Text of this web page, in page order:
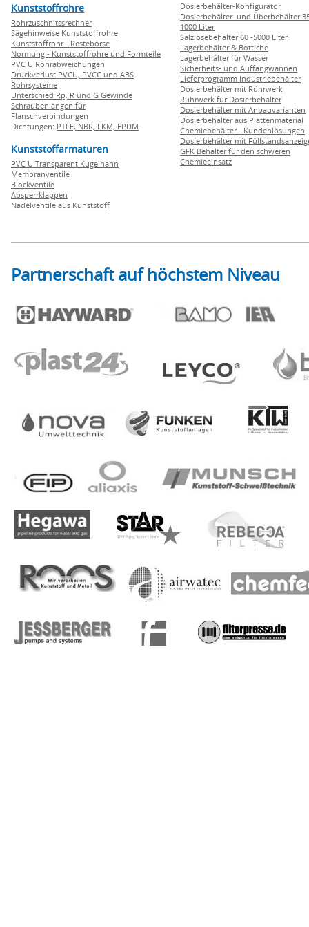
Kunststoffrohre
Rohrzuschnitssrechner
Sägehinweise Kunststoffrohre
Kunststoffrohr - Restebörse
Normung - Kunststoffrohre und Formteile
PVC U Rohrabweichungen
Druckverlust PVCU, PVCC und ABS
Rohrsysteme
Unterschied Rp, R und G Gewinde
Schraubenlängen für
Flanschverbindungen
Dichtungen: PTFE, NBR, FKM, EPDM
Kunststoffarmaturen
PVC U Transparent Kugelhahn
Membranventile
Blockventile
Absperrklappen
Nadelventile aus Kunststoff
Dosierbehälter-Konfigurator
Dosierbehälter und Überbehälter
1000 Liter
Salzlösebehälter 60 -5000 Liter
Lagerbehälter & Bottiche
Lagerbehälter für Wasser
Sicherheits- und Auffangwannen
Lieferprogramm Industriebehälter
Dosierbehälter mit Rührwerk
Rührwerk für Dosierbehälter
Dosierbehälter mit Anbauvarianten
Dosierbehälter aus Plattenmaterial
Chemiebehälter - Kundenlösungen
Dosierbehälter mit
GFK Behälter für den schweren
Chemieeinsatz
Partnerschaft auf höchstem Niveau